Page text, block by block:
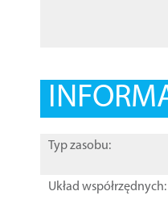
Typ zasobu:
Układ współrzędnych: